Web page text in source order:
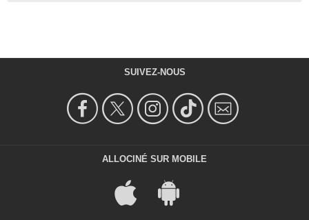
SUIVEZ-NOUS
ALLOCINÉ SUR MOBILE